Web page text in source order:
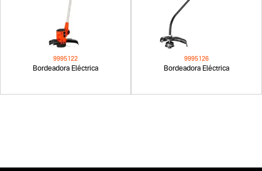
Bordeadora Eléctrica
9995122
Bordeadora Eléctrica
9995126